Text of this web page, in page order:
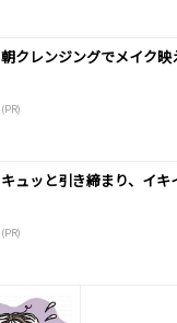
朝クレンジングでメイク
(PR)
キュッと引き締まり、イ
(PR)